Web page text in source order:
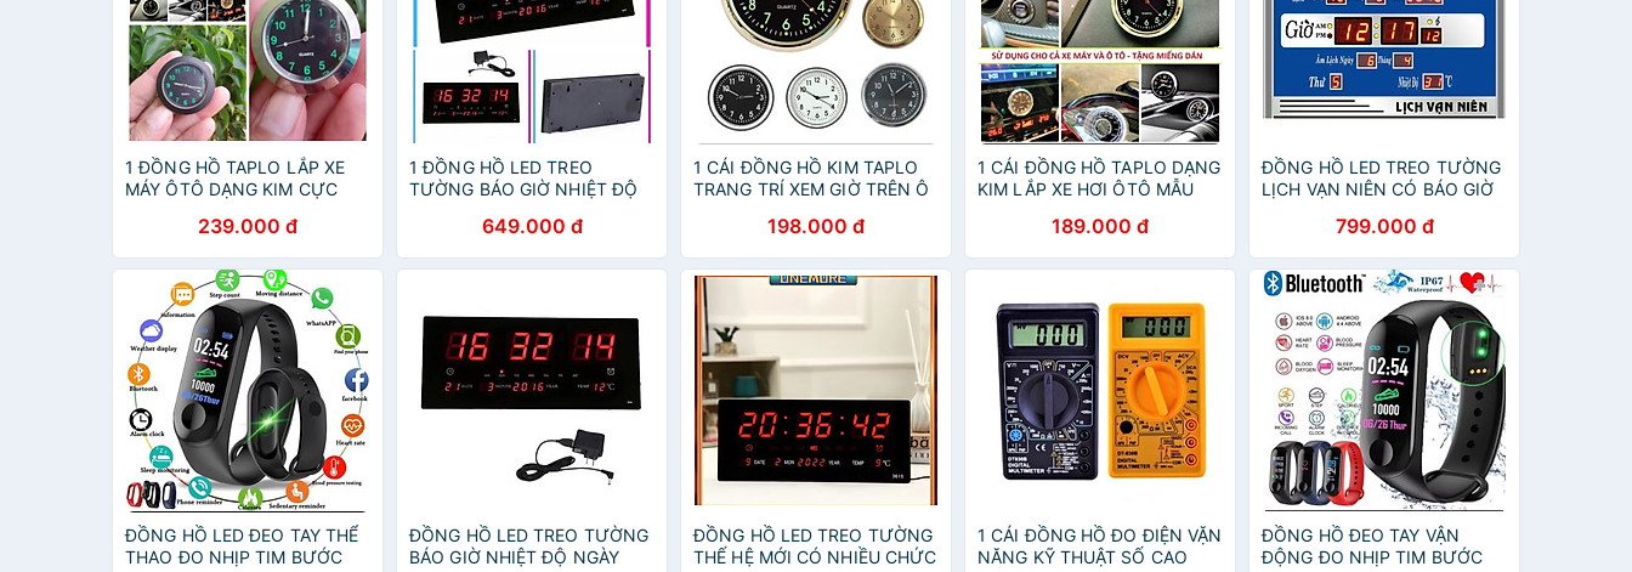
1 ĐỒNG HỒ TAPLO LẮP XE
MÁY ÔTÔ DẠNG KIM CỰC
239.000 đ
1 ĐỒNG HỒ LED TREO
TƯỜNG BÁO GIỜ NHIỆT ĐỘ
649.000 đ
1 CÁI ĐỒNG HỒ KIM TAPLO
TRANG TRÍ XEM GIỜ TRÊN Ô
198.000 đ
1 CÁI ĐỒNG HỒ TAPLO DẠNG
KIM LẮP XE HƠI ÔTÔ MẪU
189.000 đ
ĐỒNG HỒ LED TREO TƯỜNG
LỊCH VẠN NIÊN CÓ BÁO GIỜ
NHIỆT ĐỘ HÀNG CHUẨN
799.000 đ
ĐỒNG HỒ LED ĐEO TAY THỂ
THAO ĐO NHỊP TIM BƯỚC
ĐỒNG HỒ LED TREO TƯỜNG
BÁO GIỜ NHIỆT ĐỘ NGÀY
ĐỒNG HỒ LED TREO TƯỜNG
THẾ HỆ MỚI CÓ NHIỀU CHỨC
1 CÁI ĐỒNG HỒ ĐO ĐIỆN VẶN
NĂNG KỸ THUẬT SỐ CAO
ĐỒNG HỒ ĐEO TAY VẬN
ĐỘNG ĐO NHỊP TIM BƯỚC